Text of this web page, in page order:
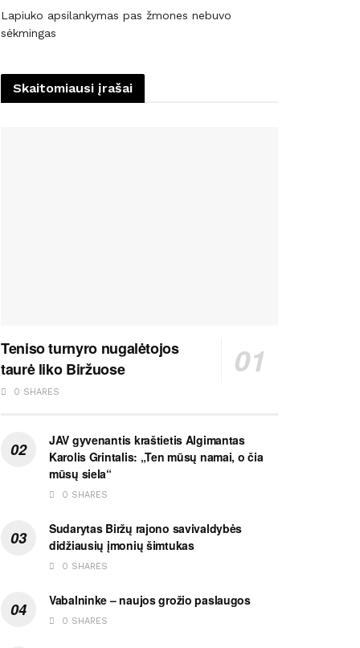
Lapiuko apsilankymas pas žmones nebuvo
sėkmingas
Skaitomiausi įrašai
Teniso turnyro nugalėtojos
taurė liko Biržuose
0 SHARES
JAV gyvenantis kraštietis Algimantas
Karolis Grintalis: „Ten mūsų namai, o čia
mūsų siela“
0 SHARES
Sudarytas Biržų rajono savivaldybės
didžiausių įmonių šimtukas
0 SHARES
Vabalninke – naujos grožio paslaugos
0 SHARES